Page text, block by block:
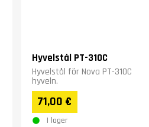
Hyvelstål PT-310C
Hyvelstål för Nova PT-310C
hyveln.
71,00 €
I lager